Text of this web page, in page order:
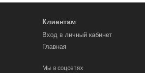
Клиентам
Вход в личный кабинет
Главная
Мы в соцсетях